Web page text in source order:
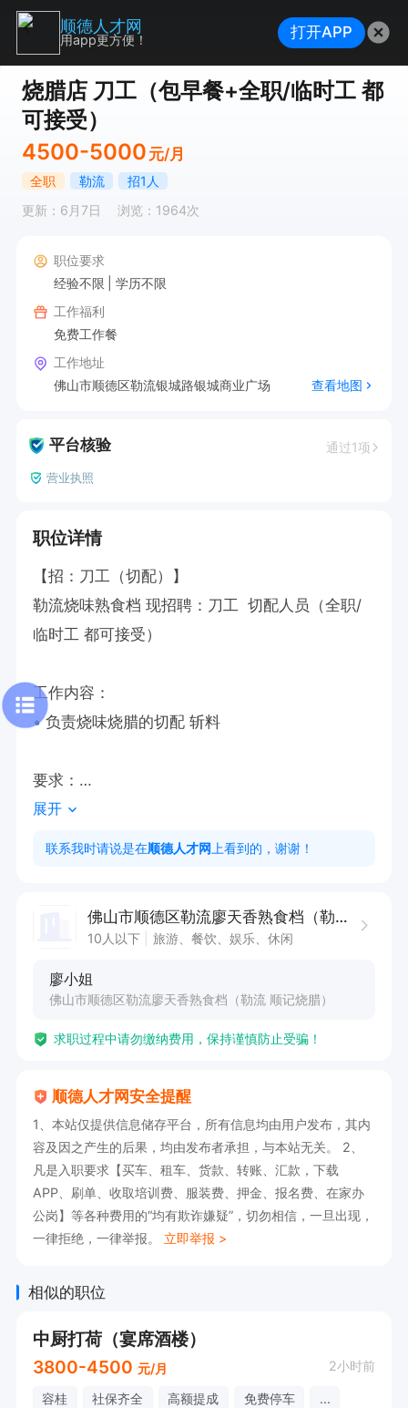
烧腊店 刀工（包早餐+全职/临时工 都
可接受）
4500-5000 元/月
全职 勒流
招1人
更新：6月7日
浏览：1964次
职位要求
经验不限
学历不限
工作福利
免费工作餐
工作地址
佛山市顺德区勒流银城路银城商业广场
查看地图
平台核验 通过1项
营业执照
职位详情
【招：刀工（切配）】
勒流烧味熟食档 现招聘：刀工  切配人员（全职/
临时工 都可接受）
工作内容：
• 负责烧味烧腊的切配 斩料
要求：
• 刀工熟练，手脚麻利，能配合
• *****岁，*性优先
• 薪酬面议，结算灵活
• 早上6:30上班，工作时间可协商
展开
联系我时请说是在顺德人才网 上看到的，谢谢！
佛山市顺德区勒流廖天香熟食档（勒流 顺记烧腊）
10人以下 旅游、餐饮、娱乐、休闲
廖小姐
佛山市顺德区勒流廖天香熟食档（勒流 顺记烧腊）
求职过程中请勿缴纳费用，保持谨慎防止受骗！
顺德人才网安全提醒
1、本站仅提供信息储存平台，所有信息均由用户发布，其内
容及因之产生的后果，均由发布者承担，与本站无关。 2、
凡是入职要求【买车、租车、货款、转账、汇款，下载
APP、刷单、收取培训费、服装费、押金、报名费、在家办
公岗】等各种费用的“均有欺诈嫌疑”，切勿相信，一旦出现，
一律拒绝，一律举报。 立即举报 >
相似的职位
中厨打荷（宴席酒楼）
3800-4500 元/月 2小时前
容桂 社保齐全 高额提成 免费停车 ...
顺德人才网
用app更方便！ 打开APP